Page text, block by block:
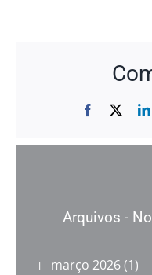
Facebook
Arquivos -
março 2026(1)